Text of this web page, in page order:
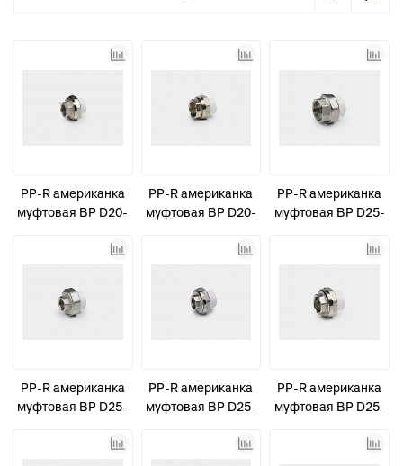
PP-R американка
муфтовая ВР D20-
PP-R американка
муфтовая ВР D20-
PP-R американка
муфтовая ВР D25-
PP-R американка
муфтовая ВР D25-
PP-R американка
муфтовая ВР D25-
PP-R американка
муфтовая ВР D25-